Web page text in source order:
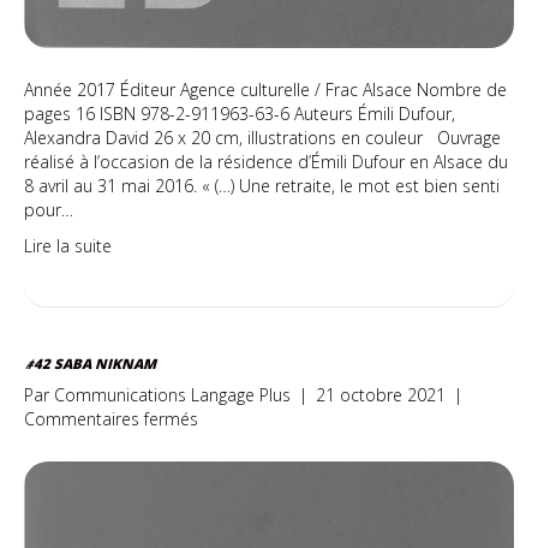
Année 2017 Éditeur Agence culturelle / Frac Alsace Nombre de
pages 16 ISBN 978-2-911963-63-6 Auteurs Émili Dufour,
Alexandra David 26 x 20 cm, illustrations en couleur Ouvrage
réalisé à l’occasion de la résidence d’Émili Dufour en Alsace du
8 avril au 31 mai 2016. « (…) Une retraite, le mot est bien senti
pour…
Lire la suite
#42 SABA NIKNAM
Par Communications Langage Plus | 21 octobre 2021
|
Commentaires fermés
Saba